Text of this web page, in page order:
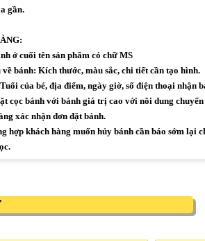
gần.
ở cuối tên sản phẩm có chữ MS
về bánh: Kích thước, màu sắc, chi tiết cần tạo hình.
của bé, địa điểm, ngày giờ, số điện thoại nhận
cọc bánh với bánh giá trị cao với nôi dung
xác nhận đơn đặt bánh.
hợp khách hàng muốn hủy bánh cần báo sớm lại